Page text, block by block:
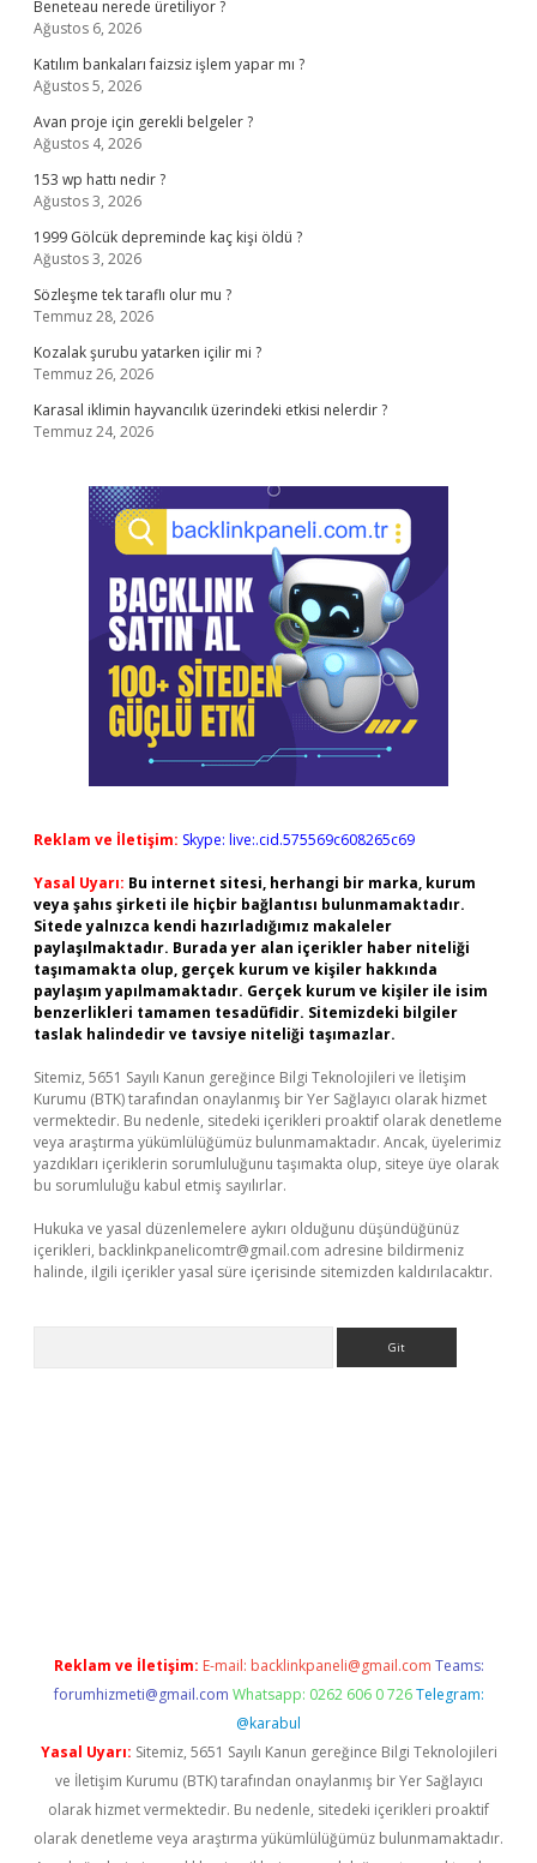
Beneteau nerede üretiliyor ?
Ağustos 6, 2026
Katılım bankaları faizsiz işlem yapar mı ?
Ağustos 5, 2026
Avan proje için gerekli belgeler ?
Ağustos 4, 2026
153 wp hattı nedir ?
Ağustos 3, 2026
1999 Gölcük depreminde kaç kişi öldü ?
Ağustos 3, 2026
Sözleşme tek taraflı olur mu ?
Temmuz 28, 2026
Kozalak şurubu yatarken içilir mi ?
Temmuz 26, 2026
Karasal iklimin hayvancılık üzerindeki etkisi nelerdir ?
Temmuz 24, 2026
Reklam ve İletişim: Skype: live:.cid.575569c608265c69
Yasal Uyarı: Bu internet sitesi, herhangi bir marka, kurum
veya şahıs şirketi ile hiçbir bağlantısı bulunmamaktadır.
Sitede yalnızca kendi hazırladığımız makaleler
paylaşılmaktadır. Burada yer alan içerikler haber niteliği
taşımamakta olup, gerçek kurum ve kişiler hakkında
paylaşım yapılmamaktadır. Gerçek kurum ve kişiler ile isim
benzerlikleri tamamen tesadüfidir. Sitemizdeki bilgiler
taslak halindedir ve tavsiye niteliği taşımazlar.
Sitemiz, 5651 Sayılı Kanun gereğince Bilgi Teknolojileri ve İletişim
Kurumu (BTK) tarafından onaylanmış bir Yer Sağlayıcı olarak hizmet
vermektedir. Bu nedenle, sitedeki içerikleri proaktif olarak denetleme
veya araştırma yükümlülüğümüz bulunmamaktadır. Ancak, üyelerimiz
yazdıkları içeriklerin sorumluluğunu taşımakta olup, siteye üye olarak
bu sorumluluğu kabul etmiş sayılırlar.
Hukuka ve yasal düzenlemelere aykırı olduğunu düşündüğünüz
içerikleri, backlinkpanelicomtr@gmail.com adresine bildirmeniz
halinde, ilgili içerikler yasal süre içerisinde sitemizden kaldırılacaktır.
Reklam ve İletişim: E-mail: backlinkpaneli@gmail.com Teams:
forumhizmeti@gmail.com Whatsapp: 0262 606 0 726 Telegram:
@karabul
Yasal Uyarı: Sitemiz, 5651 Sayılı Kanun gereğince Bilgi Teknolojileri
ve İletişim Kurumu (BTK) tarafından onaylanmış bir Yer Sağlayıcı
olarak hizmet vermektedir. Bu nedenle, sitedeki içerikleri proaktif
olarak denetleme veya araştırma yükümlülüğümüz bulunmamaktadır.